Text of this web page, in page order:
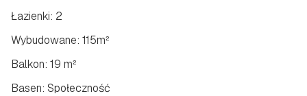
Łazienki: 2
Wybudowane: 115m²
Balkon: 19 m²
Basen: Społeczność